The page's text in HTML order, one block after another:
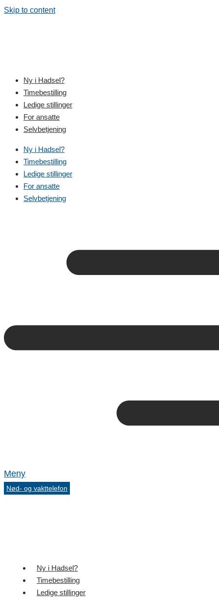
Skip to content
Ny i Hadsel?
Timebestilling
Ledige stillinger
For ansatte
Selvbetjening
Ny i Hadsel?
Timebestilling
Ledige stillinger
For ansatte
Selvbetjening
Meny
Nød- og vakttelefon
Ny i Hadsel?
Timebestilling
Ledige stillinger